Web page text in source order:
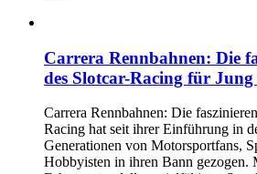
Carrera Rennbahnen: Die
des Slotcar-Racing für
Carrera Rennbahnen: Die
Racing hat seit ihrer Einführung in
Generationen von Motorsportfans,
Hobbyisten in ihren Bann gezogen.